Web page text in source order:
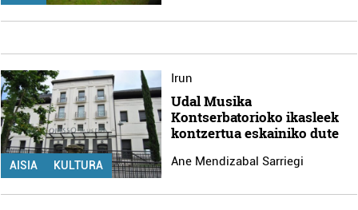
AISIA KULTURA
Irun
Udal Musika
Kontserbatorioko ikasleek
kontzertua eskainiko dute
Ane Mendizabal Sarriegi